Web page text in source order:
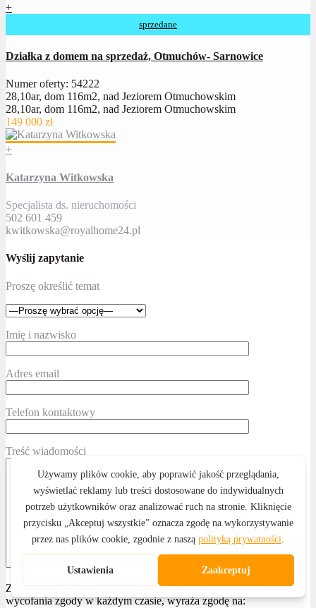
+
sprzedane
Działka z domem na sprzedaż, Otmuchów- Sarnowice
Numer oferty: 54222
28,10ar, dom 116m2, nad Jeziorem Otmuchowskim
28,10ar, dom 116m2, nad Jeziorem Otmuchowskim
149 000 zł
+
Katarzyna Witkowska
Specjalista ds. nieruchomości
502 601 459
kwitkowska@royalhome24.pl
Wyślij zapytanie
Proszę określić temat
Imię i nazwisko
Adres email
Telefon kontaktowy
Treść wiadomości
ZAMAWIAJĄCY, będąc poinformowanym o możliwości
wycofania zgody w każdym czasie, wyraża zgodę na: